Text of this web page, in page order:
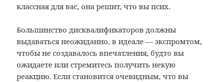
классная для вас, она решит, что вы псих.
Большинство дисквалификаторов должны
выдаваться неожиданно, в идеале — экспромтом,
чтобы не создавалось впечатления, будто вы
ожидаете или стремитесь получить некую
реакцию. Если становится очевидным, что вы